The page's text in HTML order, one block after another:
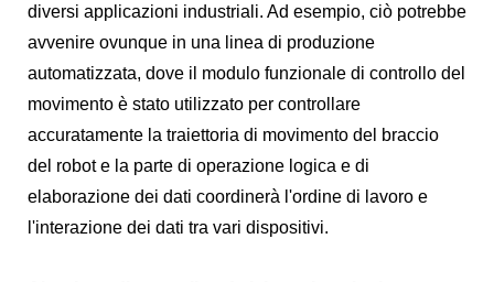
diversi applicazioni industriali. Ad esempio, ciò potrebbe
avvenire ovunque in una linea di produzione
automatizzata, dove il modulo funzionale di controllo del
movimento è stato utilizzato per controllare
accuratamente la traiettoria di movimento del braccio
del robot e la parte di operazione logica e di
elaborazione dei dati coordinerà l'ordine di lavoro e
l'interazione dei dati tra vari dispositivi.